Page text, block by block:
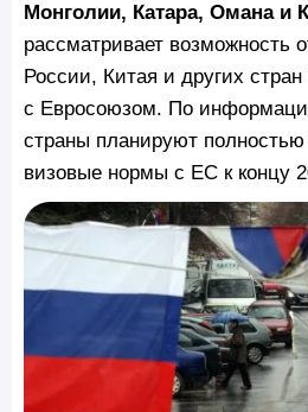
Монголии, Катара, Омана и
рассматривает возможность
России, Китая и других
с Евросоюзом. По
страны планируют полностью
визовые нормы с ЕС к концу